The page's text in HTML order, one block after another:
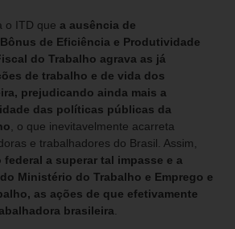
ITD que a ausência de
de Eficiência e Produtividade
do Trabalho agrava as já
de trabalho e de vida dos
prejudicando ainda mais a
das políticas públicas da
, o que inevitavelmente acarreta
e trabalhadores do Brasil. Assim,
a superar tal impasse e a
Ministério do Trabalho e Emprego e
as ações de que efetivamente
brasileira